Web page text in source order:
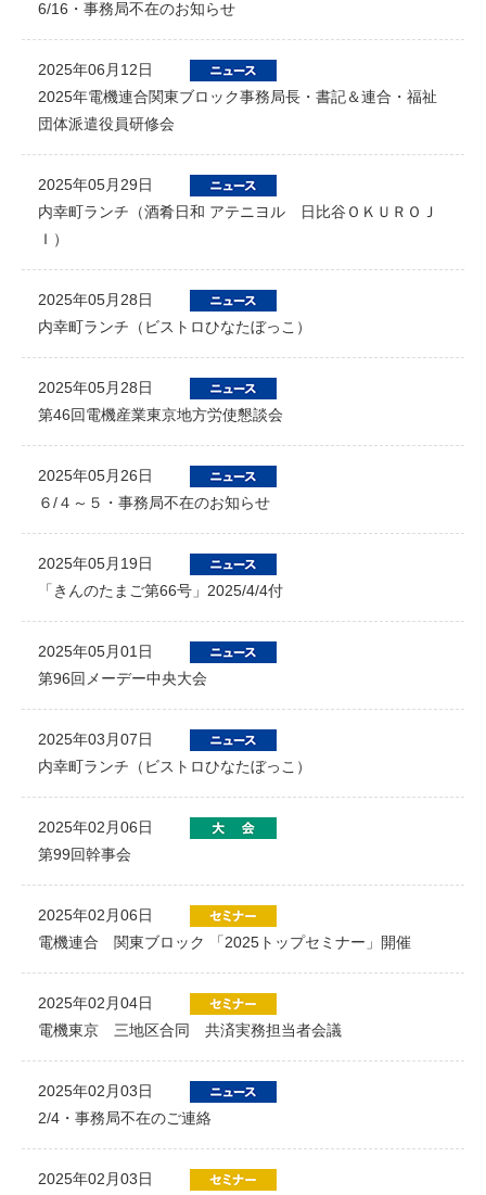
6/16・事務局不在のお知らせ
2025年06月12日
2025年電機連合関東ブロック事務局長・書記＆連合・福祉
団体派遣役員研修会
2025年05月29日
内幸町ランチ（酒肴日和 アテニヨル 日比谷ＯＫＵＲＯＪ
Ｉ）
2025年05月28日
内幸町ランチ（ビストロひなたぼっこ）
2025年05月28日
第46回電機産業東京地方労使懇談会
2025年05月26日
６/４～５・事務局不在のお知らせ
2025年05月19日
「きんのたまご第66号」2025/4/4付
2025年05月01日
第96回メーデー中央大会
2025年03月07日
内幸町ランチ（ビストロひなたぼっこ）
2025年02月06日
第99回幹事会
2025年02月06日
電機連合 関東ブロック 「2025トップセミナー」開催
2025年02月04日
電機東京 三地区合同 共済実務担当者会議
2025年02月03日
2/4・事務局不在のご連絡
2025年02月03日